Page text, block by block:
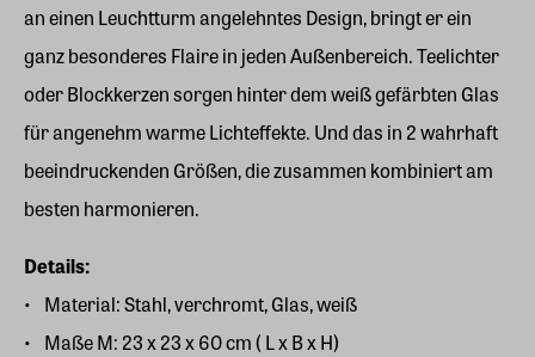
an einen Leuchtturm angelehntes Design, bringt er ein
ganz besonderes Flaire in jeden Außenbereich. Teelichter
oder Blockkerzen sorgen hinter dem weiß gefärbten Glas
für angenehm warme Lichteffekte. Und das in 2 wahrhaft
beeindruckenden Größen, die zusammen kombiniert am
besten harmonieren.
Details:
Material: Stahl, verchromt, Glas, weiß
Maße M: 23 x 23 x 60 cm ( L x B x H)